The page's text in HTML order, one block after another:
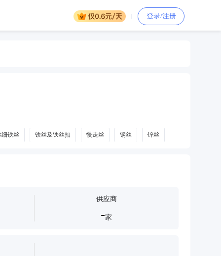
登录/注册
细铁丝 铁丝及铁丝扣 慢走丝 钢丝 锌丝
供应商
-家